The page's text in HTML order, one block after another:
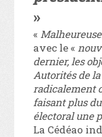
»
«
avec le «
dernier, les
Autorités de
radicalement
faisant plus
électoral une
La Cédéao